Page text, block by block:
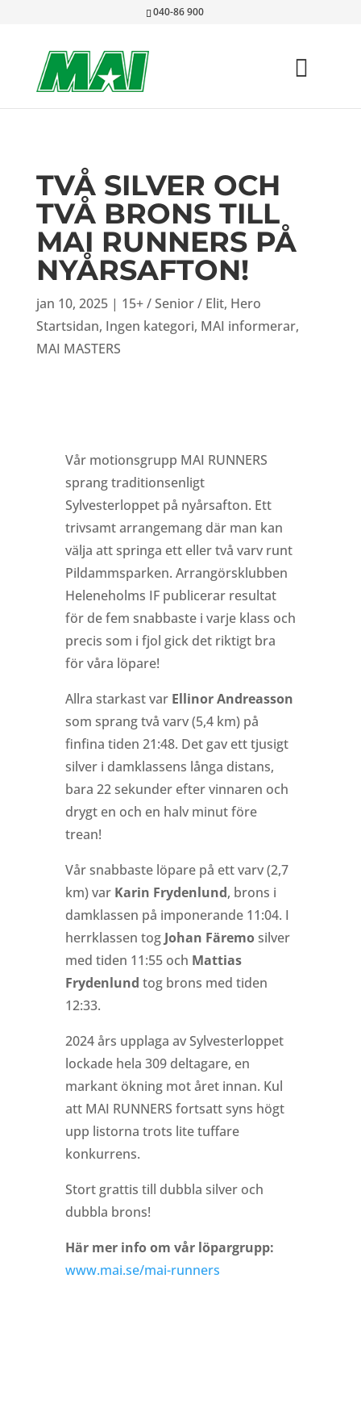
040-86 900
TVÅ SILVER OCH
TVÅ BRONS TILL
MAI RUNNERS PÅ
NYÅRSAFTON!
jan 10, 2025| 15+ / Senior / Elit, Hero
Startsidan, Ingen kategori, MAI informerar,
MAI MASTERS
Vår motionsgrupp MAI RUNNERS
sprang traditionsenligt
Sylvesterloppet på nyårsafton. Ett
trivsamt arrangemang där man kan
välja att springa ett eller två varv runt
Pildammsparken. Arrangörsklubben
Heleneholms IF publicerar resultat
för de fem snabbaste i varje klass och
precis som i fjol gick det riktigt bra
för våra löpare!
Allra starkast var Ellinor Andreasson
som sprang två varv (5,4 km) på
finfina tiden 21:48. Det gav ett tjusigt
silver i damklassens långa distans,
bara 22 sekunder efter vinnaren och
drygt en och en halv minut före
trean!
Vår snabbaste löpare på ett varv (2,7
km) var Karin Frydenlund, brons i
damklassen på imponerande 11:04. I
herrklassen tog Johan Färemosilver
med tiden 11:55 och Mattias
Frydenlund tog brons med tiden
12:33.
2024 års upplaga av Sylvesterloppet
lockade hela 309 deltagare, en
markant ökning mot året innan. Kul
att MAI RUNNERS fortsatt syns högt
upp listorna trots lite tuffare
konkurrens.
Stort grattis till dubbla silver och
dubbla brons!
Här mer info om vår löpargrupp:
www.mai.se/mai-runners